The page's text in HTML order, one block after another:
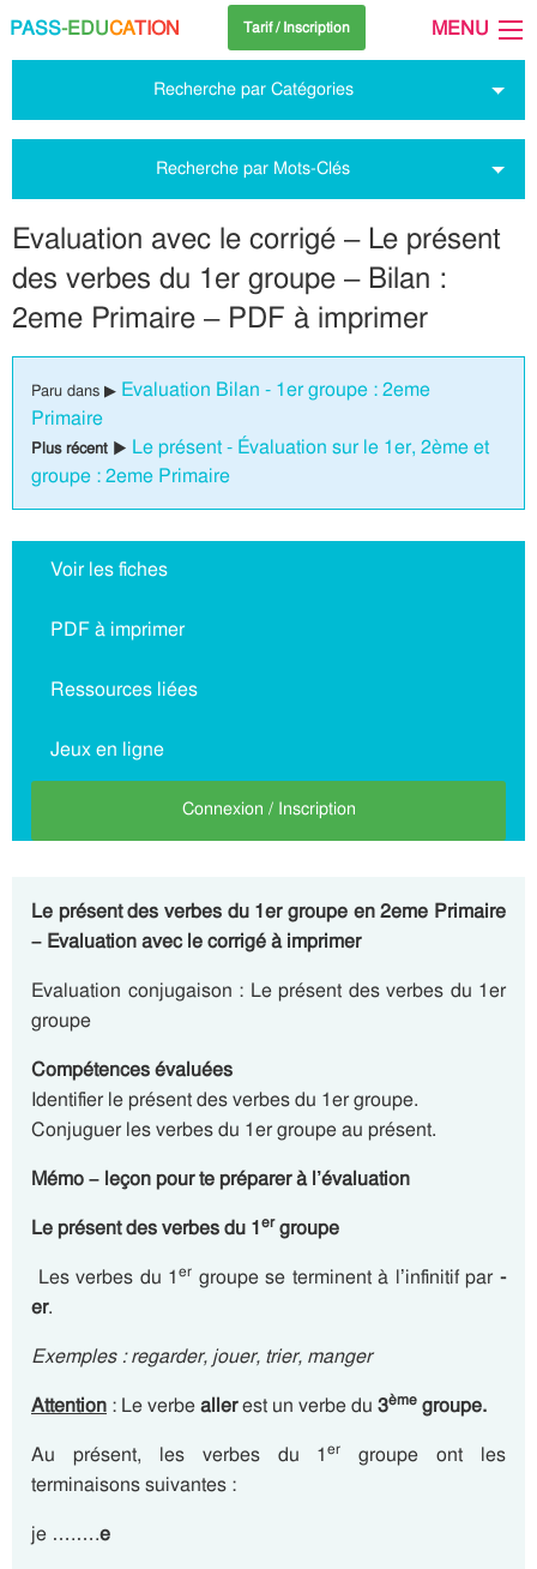
PASS-EDUCATION Tarif / Inscription MENU
Recherche par Catégories
Recherche par Mots-Clés
Evaluation avec le corrigé – Le présent
des verbes du 1er groupe – Bilan :
2eme Primaire – PDF à imprimer
Paru dans ▶ Evaluation Bilan - 1er groupe : 2eme
Primaire
Plus récent ▶ Le présent - Évaluation sur le 1er, 2ème et
groupe : 2eme Primaire
Voir les fiches
PDF à imprimer
Ressources liées
Jeux en ligne
Connexion / Inscription
Le présent des verbes du 1er groupe en 2eme Primaire
– Evaluation avec le corrigé à imprimer
Evaluation conjugaison : Le présent des verbes du 1er
groupe
Compétences évaluées
Identifier le présent des verbes du 1er groupe.
Conjuguer les verbes du 1er groupe au présent.
Mémo – leçon pour te préparer à l’évaluation
Le présent des verbes du 1ergroupe
Les verbes du 1er groupe se terminent à l’infinitif par-
er.
Exemples : regarder, jouer, trier, manger
Attention : Le verbeallerest un verbe du 3ème groupe.
Au présent, les verbes du 1er
groupe ont les
terminaisons suivantes :
je ….….e